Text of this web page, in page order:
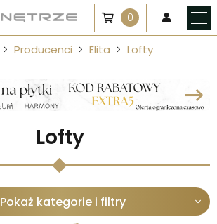
0
Producenci Elita Lofty
Lofty
Pokaż kategorie i filtry